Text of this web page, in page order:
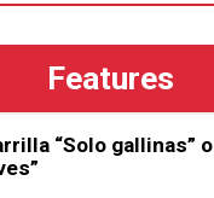
“Solo gallinas” o